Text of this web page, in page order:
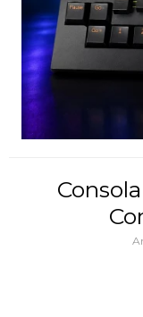
Consola De Luces Pls Mini